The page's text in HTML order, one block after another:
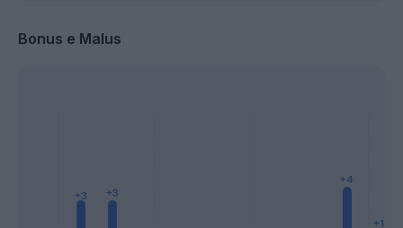
Bonus e Malus